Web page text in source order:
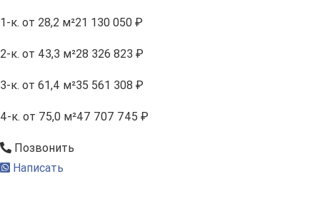
1-к. от 28,2 м²21 130 050 ₽
2-к. от 43,3 м²28 326 823 ₽
3-к. от 61,4 м²35 561 308 ₽
4-к. от 75,0 м²47 707 745 ₽
Позвонить
Написать